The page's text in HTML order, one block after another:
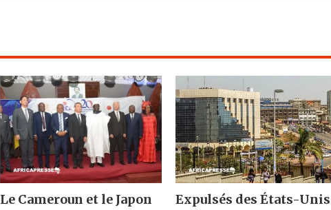
Le Cameroun et le Japon
Expulsés des États-Unis